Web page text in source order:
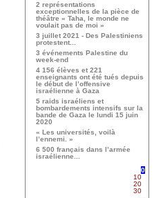
2 représentations
exceptionnelles de la pièce de
théâtre « Taha, le monde ne
voulait pas de moi »
3 juillet 2021 - Des Palestiniens
protestent...
3 événements Palestine du
week-end
4 156 élèves et 221
enseignants ont été tués depuis
le début de l’offensive
israélienne à Gaza
5 raids israéliens et
bombardements intensifs sur la
bande de Gaza le lundi 15 juin
2020
« Les universités, voilà
l’ennemi. »
6 500 français dans l’armée
israélienne...
0
10
20
30